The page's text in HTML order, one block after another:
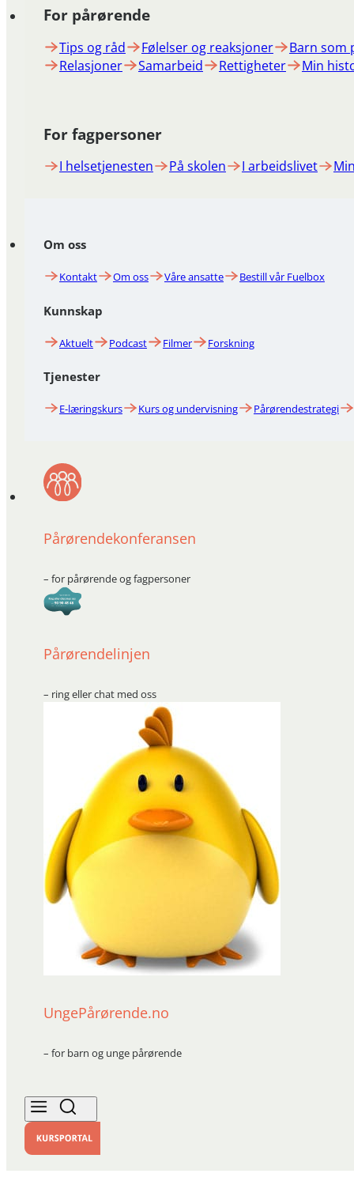
For pårørende
Tips og råd Følelser og reaksjoner
Barn som
Relasjoner
Samarbeid Rettigheter Min
For fagpersoner
I helsetjenesten På skolen I arbeidslivet
Om oss
Kontakt Om oss Våre ansatte Bestill vår Fuelbox
Kunnskap
Aktuelt Podcast Filmer Forskning
Tjenester
E-læringskurs Kurs og undervisning Pårørendestrategi
Pårørendekonferansen
– for pårørende og fagpersoner
Pårørendelinjen
– ring eller chat med oss
UngePårørende.no
– for barn og unge pårørende